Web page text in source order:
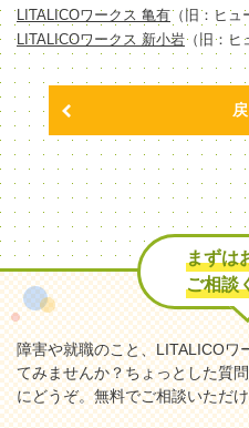
LITALICOワークス 亀有（旧：ヒュ
LITALICOワークス 新小岩（旧：ヒ
まずは
ご相談
障害や就職のこと、LITALICOワ
てみませんか？ちょっとした質
にどうぞ。無料でご相談いただ